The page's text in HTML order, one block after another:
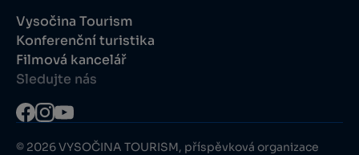
Vysočina Tourism
Konferenční turistika
Filmová kancelář
Sledujte nás
© 2026 VYSOČINA TOURISM, příspěvková organizace